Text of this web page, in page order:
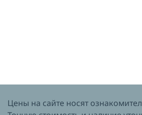
Цены на сайте носят